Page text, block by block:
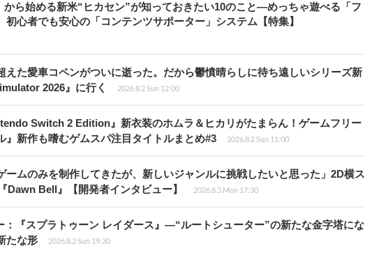
から始める新米“ヒカセン”が知っておきたい10のこと―めっちゃ遊べる「フ
初心者でも安心の「コンテンツサポーター」システム【特集】
えた愛車コペンがついに逝った。だから鬱憤晴らしに待ち遠しいシリーズ新
2026』に行く
2026.8.2 Sun 12:00
Switch 2 Edition』新衣装のホムラ＆ヒカリがたまらん！ゲームフリー
』新作も嗜むゲムスパ注目タイトルまとめ#3
2026.8.2 Sun 11:00
ームのみを制作してきたが、新しいジャンルに挑戦したいと思った」2D横ス
Dawn Bell』【開発者インタビュー】
2026.8.3 Mon 17:30
：『スプラトゥーン レイダース』―“ルートシューター”の新たな金字塔にな
たな形
2026.8.2 Sun 19:30